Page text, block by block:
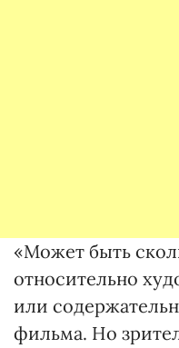
«Может быть
относительно
или
фильма. Но